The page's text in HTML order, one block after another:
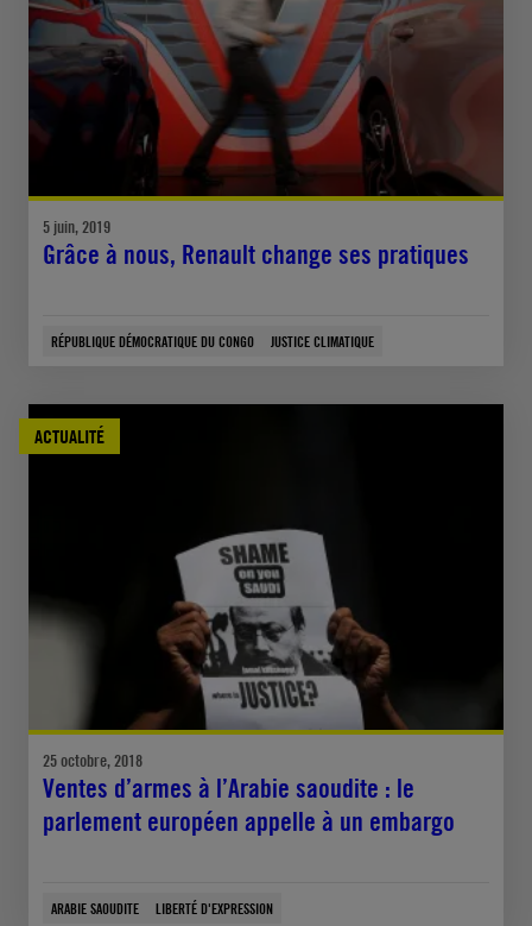
5 juin, 2019
Grâce à nous, Renault change ses pratiques
RÉPUBLIQUE DÉMOCRATIQUE DU CONGO JUSTICE CLIMATIQUE
ACTUALITÉ
25 octobre, 2018
Ventes d’armes à l’Arabie saoudite : le
parlement européen appelle à un embargo
ARABIE SAOUDITE LIBERTÉ D'EXPRESSION